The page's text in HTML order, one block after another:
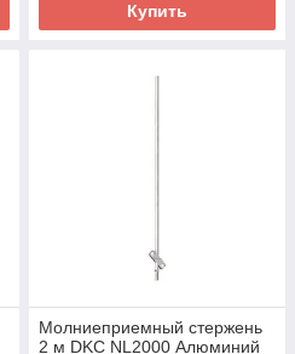
Купить
Молниеприемный стержень
2 м DKC NL2000 Алюминий